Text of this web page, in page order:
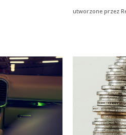
utworzone przez